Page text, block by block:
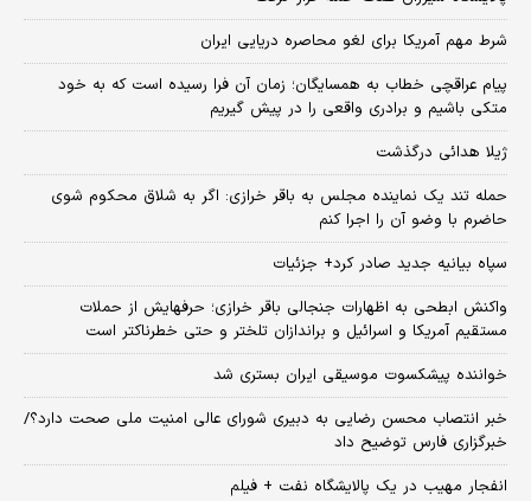
شرط مهم آمریکا برای لغو محاصره دریایی ایران
پیام عراقچی خطاب به همسایگان؛ زمان آن فرا رسیده است که به خود
متکی باشیم و برادری واقعی را در پیش گیریم
ژیلا هدائی درگذشت
حمله تند یک نماینده مجلس به باقر خرازی: اگر به شلاق محکوم شوی
حاضرم با وضو آن را اجرا کنم
سپاه بیانیه جدید صادر کرد+ جزئیات
واکنش ابطحی به اظهارات جنجالی باقر خرازی؛ حرفهایش از حملات
مستقیم آمریکا و اسرائیل و براندازان تلختر و حتی خطرناکتر است
خواننده پیشکسوت موسیقی ایران بستری شد
خبر انتصاب محسن رضایی به دبیری شورای عالی امنیت ملی صحت دارد؟/
خبرگزاری فارس توضیح داد
انفجار مهیب در یک پالایشگاه نفت + فیلم